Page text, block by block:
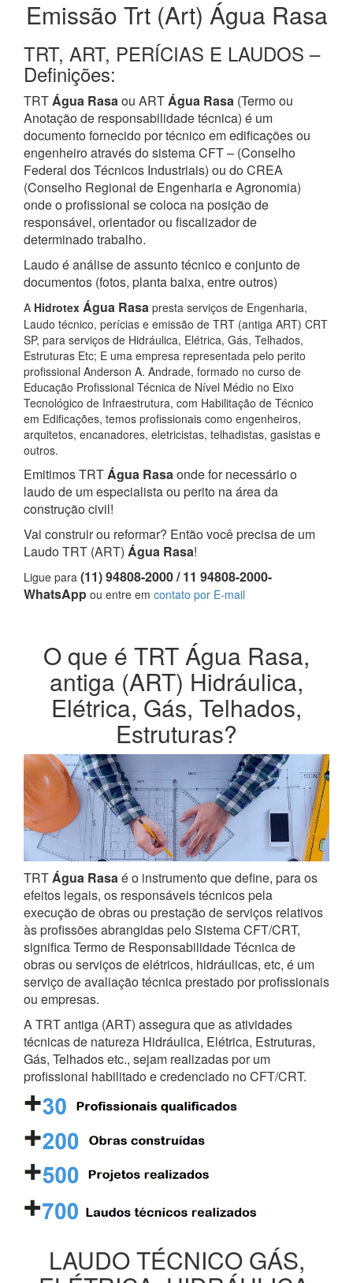
Emissão Trt (Art) Água Rasa
TRT, ART, PERÍCIAS E LAUDOS –
Definições:
TRTÁgua Rasaou ARTÁgua Rasa (Termo ou
Anotação de responsabilidade técnica) é um
documento fornecido por técnico em edificações ou
engenheiro através do sistema CFT – (Conselho
Federal dos Técnicos Industriais) ou do CREA
(Conselho Regional de Engenharia e Agronomia)
onde o profissional se coloca na posição de
responsável, orientador ou fiscalizador de
determinado trabalho.
Laudo é análise de assunto técnico e conjunto de
documentos (fotos, planta baixa, entre outros)
A Hidrotex Água Rasa presta serviços de Engenharia,
Laudo técnico, perícias e emissão de TRT (antiga ART) CRT
SP, para serviços de Hidráulica, Elétrica, Gás, Telhados,
Estruturas Etc; E uma empresa representada pelo perito
profissional Anderson A. Andrade, formado no curso de
Educação Profissional Técnica de Nível Médio no Eixo
Tecnológico de Infraestrutura, com Habilitação de Técnico
em Edificações, temos profissionais como engenheiros,
arquitetos, encanadores, eletricistas, telhadistas, gasistas e
outros.
Emitimos TRTÁgua Rasaonde for necessário o
laudo de um especialista ou perito na área da
construção civil!
Vai construir ou reformar? Então você precisa de um
Laudo TRT (ART) Água Rasa!
Ligue para (11) 94808-2000 / 11 94808-2000-
WhatsApp ou entre em contato por E-mail
O que é TRT Água Rasa,
antiga (ART) Hidráulica,
Elétrica, Gás, Telhados,
Estruturas?
TRTÁgua Rasaé o instrumento que define, para os
efeitos legais, os responsáveis técnicos pela
execução de obras ou prestação de serviços relativos
às profissões abrangidas pelo Sistema CFT/CRT,
significa Termo de Responsabilidade Técnica de
obras ou serviços de elétricos, hidráulicas, etc, é um
serviço de avaliação técnica prestado por profissionais
ou empresas.
A TRT antiga (ART) assegura que as atividades
técnicas de natureza Hidráulica, Elétrica, Estruturas,
Gás, Telhados etc., sejam realizadas por um
profissional habilitado e credenciado no CFT/CRT.
LAUDO TÉCNICO GÁS,